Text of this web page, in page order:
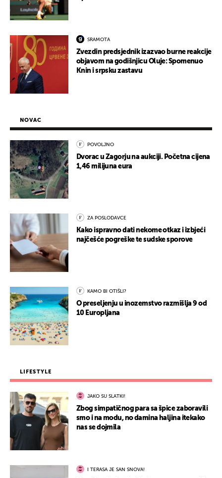
SRAMOTA
Zvezdin predsjednik izazvao burne reakcije
objavom na godišnjicu Oluje: Spomenuo
Knin i srpsku zastavu
NOVAC
POVOLJNO
Dvorac u Zagorju na aukciji. Početna cijena
1,46 milijuna eura
ZA POSLODAVCE
Kako ispravno dati nekome otkaz i izbjeći
najčešće pogreške te sudske sporove
KAMO BI OTIŠLI?
O preseljenju u inozemstvo razmišlja 9 od
10 Europljana
LIFESTYLE
JAKO SU SLATKI!
Zbog simpatičnog para sa špice zaboravili
smo i na modu, no damina haljina itekako
nas se dojmila
I TERASA JE SAN SNOVA!